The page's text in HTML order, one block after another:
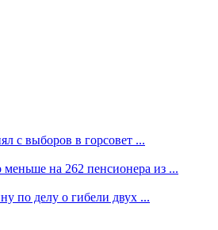
с выборов в горсовет ...
меньше на 262 пенсионера из ...
по делу о гибели двух ...